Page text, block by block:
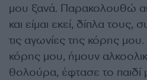
μου ξανά. Παρακολουθώ
και είμαι εκεί, δίπλα τους,
τις αγωνίες της κόρης
κόρης μου, ήμουν
θολούρα, έφτασε το